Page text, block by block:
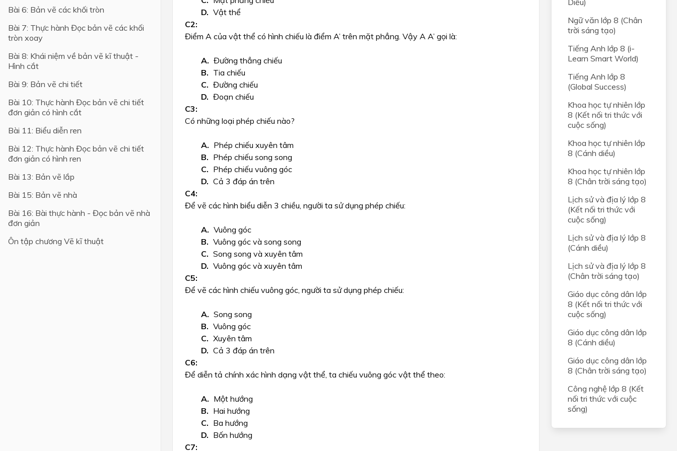
Lớp 2
Bài 6: Bản vẽ các khối tròn
Bài 7: Thực hành Đọc bản vẽ các khối
tròn xoay
Bài 8: Khái niệm về bản vẽ kĩ thuật -
Hình cắt
Bài 9: Bản vẽ chi tiết
Bài 10: Thực hành Đọc bản vẽ chi tiết
đơn giản có hình cắt
Bài 11: Biểu diễn ren
Bài 12: Thực hành Đọc bản vẽ chi tiết
đơn giản có hình ren
Bài 13: Bản vẽ lắp
Bài 15: Bản vẽ nhà
Bài 16: Bài thực hành - Đọc bản vẽ nhà
đơn giản
Ôn tập chương Vẽ kĩ thuật
Vật thể
Điểm A của vật thể có hình chiếu là điểm A’ trên mặt phẳng. Vậy A A’ gọi là:
Đường thẳng chiếu
Tia chiếu
Đường chiếu
Đoạn chiếu
Có những loại phép chiếu nào?
Phép chiếu xuyên tâm
Phép chiếu song song
Phép chiếu vuông góc
Cả 3 đáp án trên
Để vẽ các hình biểu diễn 3 chiều, người ta sử dụng phép chiếu:
Vuông góc
Vuông góc và song song
Song song và xuyên tâm
Vuông góc và xuyên tâm
Để vẽ các hình chiếu vuông góc, người ta sử dụng phép chiếu:
Song song
Vuông góc
Xuyên tâm
Cả 3 đáp án trên
Để diễn tả chính xác hình dạng vật thể, ta chiếu vuông góc vật thể theo:
Một hướng
Hai hướng
Ba hướng
Bốn hướng
Diều)
Ngữ văn lớp 8 (Chân
trời sáng tạo)
Tiếng Anh lớp 8 (i-
Learn Smart World)
Tiếng Anh lớp 8
(Global Success)
Khoa học tự nhiên lớp
8 (Kết nối tri thức với
cuộc sống)
Khoa học tự nhiên lớp
8 (Cánh diều)
Khoa học tự nhiên lớp
8 (Chân trời sáng tạo)
Lịch sử và địa lý lớp 8
(Kết nối tri thức với
cuộc sống)
Lịch sử và địa lý lớp 8
(Cánh diều)
Lịch sử và địa lý lớp 8
(Chân trời sáng tạo)
Giáo dục công dân lớp
8 (Kết nối tri thức với
cuộc sống)
Giáo dục công dân lớp
8 (Cánh diều)
Giáo dục công dân lớp
8 (Chân trời sáng tạo)
Công nghệ lớp 8 (Kết
nối tri thức với cuộc
sống)